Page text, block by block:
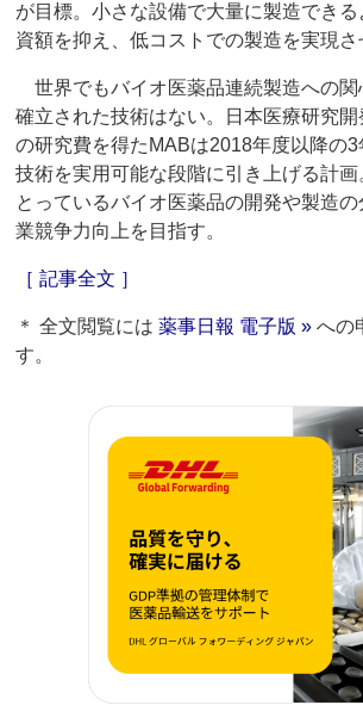
が目標。小さな設備で大量に製造でき
資額を抑え、低コストでの製造を実現さ
世界でもバイオ医薬品連続製造への関
確立された技術はない。日本医療研究開
の研究費を得たMABは2018年度以降の
技術を実用可能な段階に引き上げる計
とっているバイオ医薬品の開発や製造
業競争力向上を目指す。
［ 記事全文 ］
＊ 全文閲覧には薬事日報 電子版 » への
す。